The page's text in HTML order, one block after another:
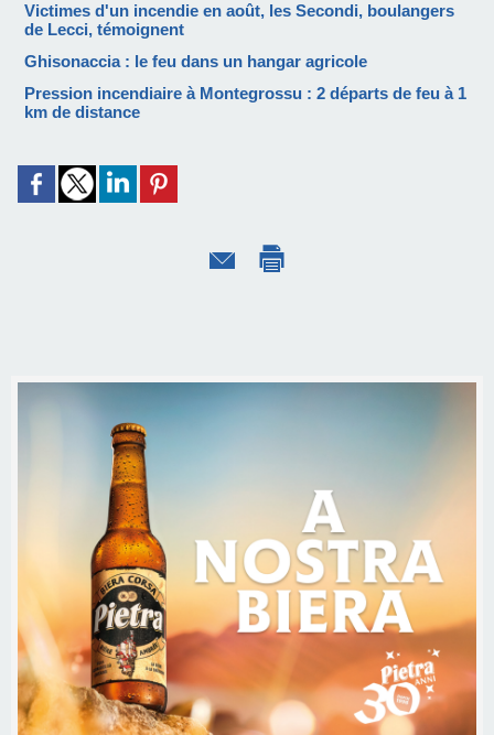
Victimes d'un incendie en août, les Secondi, boulangers
de Lecci, témoignent
Ghisonaccia : le feu dans un hangar agricole
Pression incendiaire à Montegrossu : 2 départs de feu à 1
km de distance